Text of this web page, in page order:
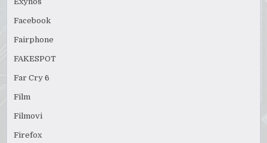
Facebook
Fairphone
FAKESPOT
Far Cry 6
Film
Filmovi
Firefox